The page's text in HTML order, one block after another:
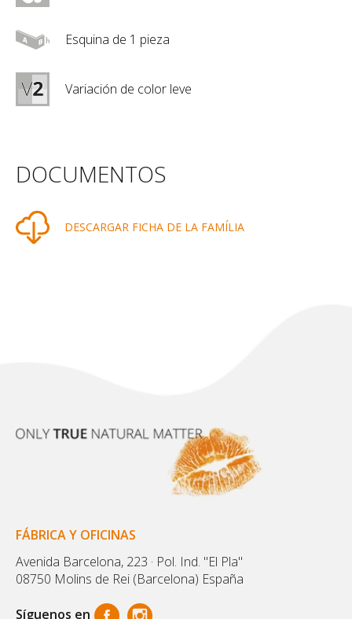
Esquina de 1 pieza
Variación de color leve
DOCUMENTOS
DESCARGAR FICHA DE LA FAMÍLIA
FÁBRICA Y OFICINAS
Avenida Barcelona, 223 · Pol. Ind. "El Pla"
08750 Molins de Rei (Barcelona) España
Síguenos en